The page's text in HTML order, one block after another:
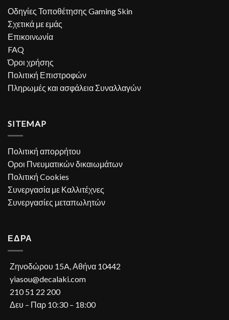
Οδηγίες Τοποθέτησης Gaming Skin
Σχετικά με εμάς
Επικοινωνία
FAQ
Όροι χρήσης
Πολιτική Επιστροφών
Πληρωμές και ασφάλεια Συναλλαγών
SITEMAP
Πολιτική απορρήτου
Οροι Πνευματικών δικαιωμάτων
Πολιτική Cookies
Συνεργασία με Καλλιτέχνες
Συνεργασίες μεταπωλητών
ΕΔΡΑ
Ζηνοδώρου 15A, Αθήνα 10442
yiasou@decalaki.com
210 51 22 200
Δευ – Παρ 10:30 – 18:00